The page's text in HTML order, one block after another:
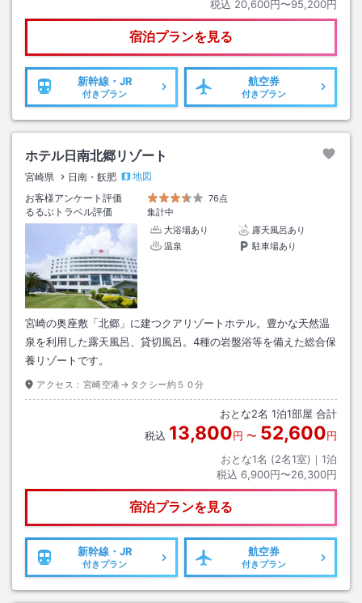
税込 20,600円〜95,200円
宿泊プランを見る
新幹線・JR
付きプラン
航空券
付きプラン
ホテル日南北郷リゾート
宮崎県 日南・飫肥
地図
お客様アンケート評価
76点
るるぶトラベル評価
集計中
大浴場あり
露天風呂あり
温泉
駐車場あり
宮崎の奥座敷「北郷」に建つクアリゾートホテル。豊かな天然温
泉を利用した露天風呂、貸切風呂。4種の岩盤浴等を備えた総合保
養リゾートです。
アクセス： 宮崎空港→タクシー約５０分
おとな2名 1泊1部屋 合計
税込 13,800円 〜 52,600円
おとな1名 (2名1室)｜ 1泊
税込 6,900円〜26,300円
宿泊プランを見る
新幹線・JR
付きプラン
航空券
付きプラン